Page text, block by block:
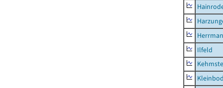
Ilfeld